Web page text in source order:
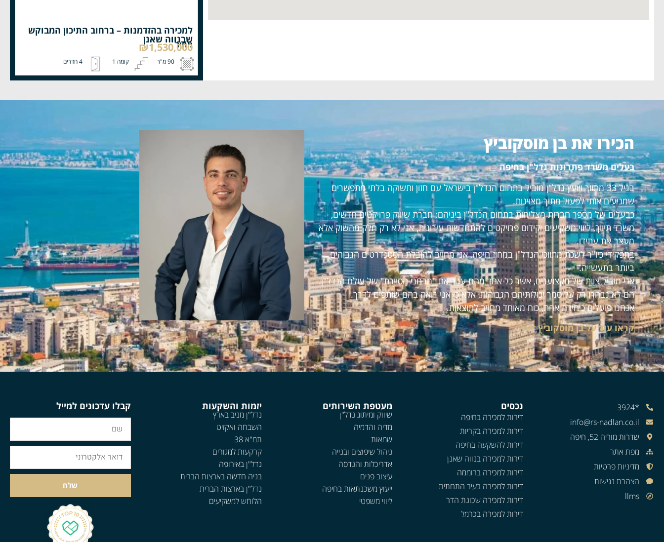
למכירה בהזדמנות – ברחוב התיכון המבוקש
שבנווה שאנן
מחיר
₪1,530,000
90 מ"ר קומה 1 4 חדרים
הכירו את בן מוסקוביץ
בעלים משרד פתרונות נדל"ן בחיפה
בגיל 33 מתווך ויועץ נדל"ן מוביל בתחום הנדל"ן בישראל עם חזון ותשוקה בלתי מתפשרים
שמניעים אותי לפעול מתוך מצוינות.
כבעלים של מספר חברות מצליחות בתחום הנדל"ן ביניהם: חברת שיווק פרויקטים חדשים,
משרד תיווך, ליווי משקיעים וקידום פרויקטים להתחדשות עירונית, אני לא רק חלק מהשוק אלא
מעצב את עתידו.
בתפקידי כיו"ר לשכת מתווכי הנדל"ן במחוז חיפה, אני מחויב להובלת הסטנדרטים הגבוהים
ביותר בתעשייה.
אני מוביל צוות של מקצוענים, אשר כל אחד מהם עבר את "מבחני הסיירת" של עולם הנדל"ן.
הם לא נבחרו רק על סמך יכולותיהם הגבוהות, אלא כי אני רואה בהם שותפים לדרך.
אנחנו פועלים כיחידה אחת, כוח מאוחד מחויב לתוצאות.
קראו עוד על בן מוסקוביץ >>>
*3924
info@rs-nadlan.co.il
שדרות מוריה 52, חיפה
מפת אתר
מדיניות פרטיות
הצהרת נגישות
llms
נכסים
דירות למכירה בחיפה
דירות למכירה בקריות
דירות להשקעה בחיפה
דירות למכירה בנווה שאנן
דירות למכירה ברוממה
דירות למכירה בעיר התחתית
דירות למכירה שכונת הדר
דירות למכירה בכרמל
מעטפת השירותים
שיווק ומיתוג נדל"ן
מדיה והדמיה
שמאות
ניהול שיפוצים ובנייה
אדריכלות והנדסה
עיצוב פנים
ייעוץ משכנתאות בחיפה
ליווי משפטי
יזמות והשקעות
נדל"ן מניב בארץ
השבחה ואקזיט
תמ"א 38
קרקעות למגורים
נדל"ן באירופה
בניה חדשה בארצות הברית
נדל"ן בארצות הברית
הלוחש למשקיעים
קבלו עדכונים למייל
שלח